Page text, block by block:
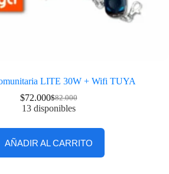
LITE 30W + Wifi TUYA
$82.000
$72.000
13 disponibles
AÑADIR AL CARRITO